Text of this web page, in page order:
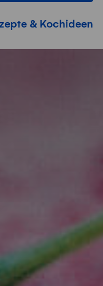
& Kochideen